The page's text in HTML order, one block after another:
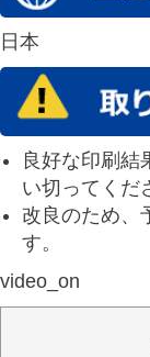
日本
良好な印刷結
い切ってくだ
改良のため、
す。
video_on